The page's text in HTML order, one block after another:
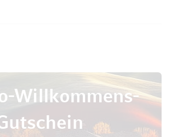
Willkommens-